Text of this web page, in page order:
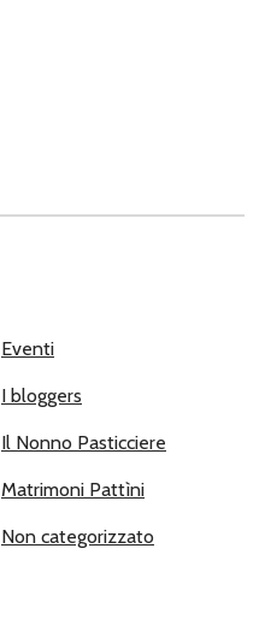
Eventi
I bloggers
Il Nonno Pasticciere
Matrimoni Pattìni
Non categorizzato